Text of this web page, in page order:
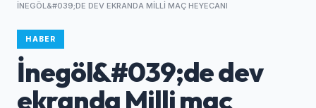
İNEGÖL&#039;DE DEV EKRANDA MILLI MAÇ HEYECANI
HABER
İnegöl&#039;de dev
ekranda Milli maç